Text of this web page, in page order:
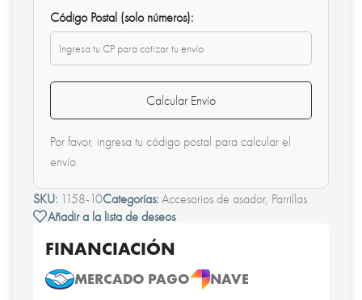
Código Postal (solo números):
Calcular Envío
Por favor, ingresa tu código postal para calcular el
envío.
SKU: 1158-10Categorías:Accesorios de asador, Parrillas
Añadir a la lista de deseos
FINANCIACIÓN
MERCADO PAGO NAVE